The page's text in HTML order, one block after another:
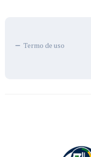
Termo de uso